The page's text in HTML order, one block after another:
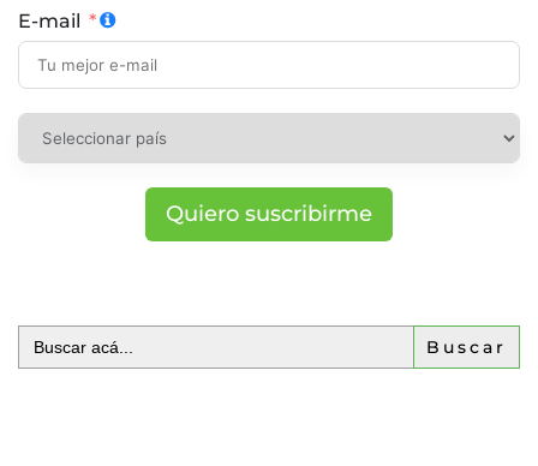
E-mail
Quiero suscribirme
Buscar: